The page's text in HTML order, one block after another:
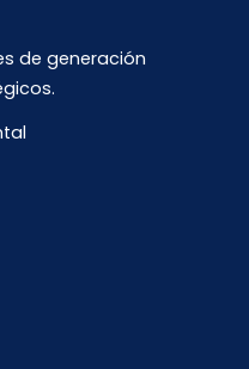
de generación